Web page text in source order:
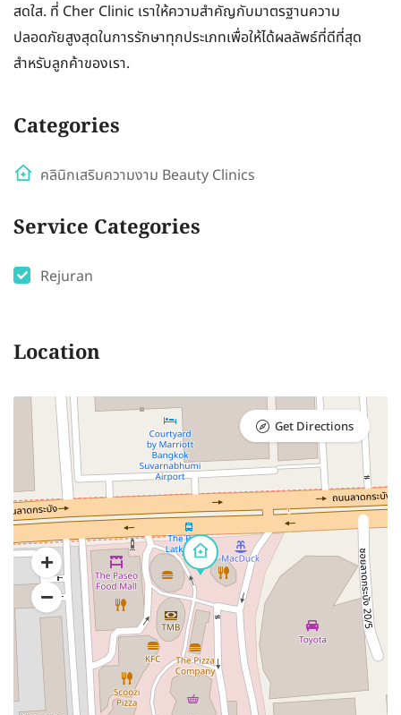
สดใส. ที่ Cher Clinic เราให้ความสำคัญกับมาตรฐานความ
ปลอดภัยสูงสุดในการรักษาทุกประเภทเพื่อให้ได้ผลลัพธ์ที่ดีที่สุด
สำหรับลูกค้าของเรา.
Categories
คลินิกเสริมความงาม Beauty Clinics
Service Categories
Rejuran
Location
Get Directions